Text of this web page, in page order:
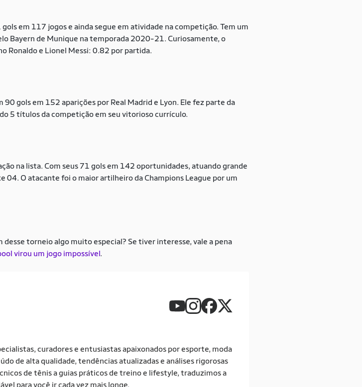
em 117 jogos e ainda segue em atividade na competição. Tem um
Bayern de Munique na temporada 2020-21. Curiosamente, o
Ronaldo e Lionel Messi: 0.82 por partida.
gols em 152 aparições por Real Madrid e Lyon. Ele fez parte da
5 títulos da competição em seu vitorioso currículo.
na lista. Com seus 71 gols em 142 oportunidades, atuando grande
04. O atacante foi o maior artilheiro da Champions League por um
torneio algo muito especial? Se tiver interesse, vale a pena
virou um jogo impossível.
curadores e entusiastas apaixonados por esporte, moda
de alta qualidade, tendências atualizadas e análises rigorosas
de tênis a guias práticos de treino e lifestyle, traduzimos a
para você ir cada vez mais longe.